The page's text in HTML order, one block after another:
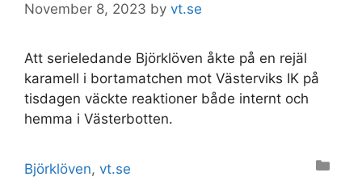
November 8, 2023 by vt.se
Att serieledande Björklöven åkte på en rejäl
karamell i bortamatchen mot Västerviks IK på
tisdagen väckte reaktioner både internt och
hemma i Västerbotten.
Categories
Björklöven, vt.se